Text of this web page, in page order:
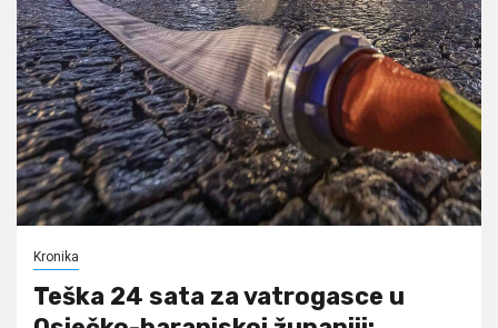
Kronika
Teška 24 sata za vatrogasce u